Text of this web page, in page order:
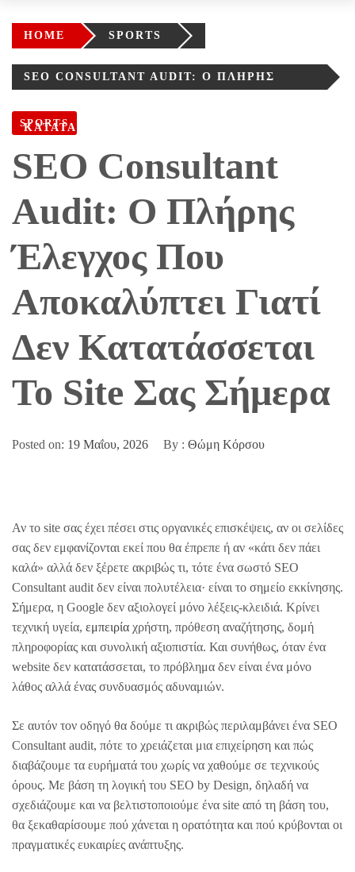
HOME SPORTS
SEO CONSULTANT AUDIT: Ο ΠΛΉΡΗΣ
ΚΑΤΑΤΆΣΣΕΤΑΙ ΤΟ SITE ΣΑΣ ΣΉΜΕΡΑ
SPORTS
SEO Consultant
Audit: Ο Πλήρης
Έλεγχος Που
Αποκαλύπτει Γιατί
Δεν Κατατάσσεται
Το Site Σας Σήμερα
Posted on: 19 Μαΐου, 2026 By : Θώμη Κόρσου
Αν το site σας έχει πέσει στις οργανικές επισκέψεις, αν οι σελίδες
σας δεν εμφανίζονται εκεί που θα έπρεπε ή αν «κάτι δεν πάει
καλά» αλλά δεν ξέρετε ακριβώς τι, τότε ένα σωστό SEO
Consultant audit δεν είναι πολυτέλεια· είναι το σημείο εκκίνησης.
Σήμερα, η Google δεν αξιολογεί μόνο λέξεις-κλειδιά. Κρίνει
τεχνική υγεία, εμπειρία χρήστη, πρόθεση αναζήτησης, δομή
πληροφορίας και συνολική αξιοπιστία. Και συνήθως, όταν ένα
website δεν κατατάσσεται, το πρόβλημα δεν είναι ένα μόνο
λάθος αλλά ένας συνδυασμός αδυναμιών.
Σε αυτόν τον οδηγό θα δούμε τι ακριβώς περιλαμβάνει ένα SEO
Consultant audit, πότε το χρειάζεται μια επιχείρηση και πώς
διαβάζουμε τα ευρήματά του χωρίς να χαθούμε σε τεχνικούς
όρους. Με βάση τη λογική του SEO by Design, δηλαδή να
σχεδιάζουμε και να βελτιστοποιούμε ένα site από τη βάση του,
θα ξεκαθαρίσουμε πού χάνεται η ορατότητα και πού κρύβονται οι
πραγματικές ευκαιρίες ανάπτυξης.